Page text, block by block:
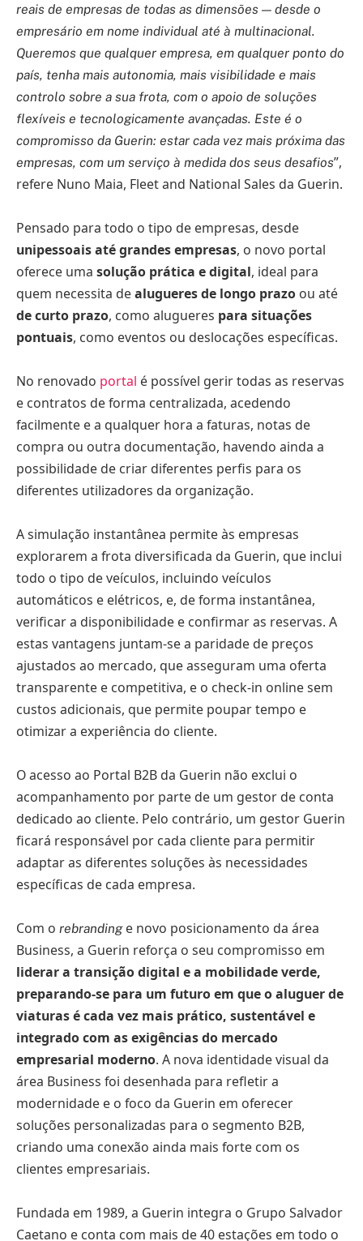
reais de empresas de todas as dimensões — desde o
empresário em nome individual até à multinacional.
Queremos que qualquer empresa, em qualquer ponto do
país, tenha mais autonomia, mais visibilidade e mais
controlo sobre a sua frota, com o apoio de soluções
flexíveis e tecnologicamente avançadas. Este é o
compromisso da Guerin: estar cada vez mais próxima das
empresas, com um serviço à medida dos seus desafios”,
refere Nuno Maia, Fleet and National Sales da Guerin.
Pensado para todo o tipo de empresas, desde
unipessoais até grandes empresas, o novo portal
oferece uma solução prática e digital, ideal para
quem necessita dealugueres de longo prazo ou até
de curto prazo, como alugueres para situações
pontuais, como eventos ou deslocações específicas.
No renovado portal é possível gerir todas as reservas
e contratos de forma centralizada, acedendo
facilmente e a qualquer hora a faturas, notas de
compra ou outra documentação, havendo ainda a
possibilidade de criar diferentes perfis para os
diferentes utilizadores da organização.
A simulação instantânea permite às empresas
explorarem a frota diversificada da Guerin, que inclui
todo o tipo de veículos, incluindo veículos
automáticos e elétricos, e, de forma instantânea,
verificar a disponibilidade e confirmar as reservas. A
estas vantagens juntam-se a paridade de preços
ajustados ao mercado, que asseguram uma oferta
transparente e competitiva, e o check-in online sem
custos adicionais, que permite poupar tempo e
otimizar a experiência do cliente.
O acesso ao Portal B2B da Guerin não exclui o
acompanhamento por parte de um gestor de conta
dedicado ao cliente. Pelo contrário, um gestor Guerin
ficará responsável por cada cliente para permitir
adaptar as diferentes soluções às necessidades
específicas de cada empresa.
Com o rebrandinge novo posicionamento da área
Business, a Guerin reforça o seu compromisso em
liderar a transição digital e a mobilidade verde,
preparando-se para um futuro em que o aluguer de
viaturas é cada vez mais prático, sustentável e
integrado com as exigências do mercado
empresarial moderno. A nova identidade visual da
área Business foi desenhada para refletir a
modernidade e o foco da Guerin em oferecer
soluções personalizadas para o segmento B2B,
criando uma conexão ainda mais forte com os
clientes empresariais.
Fundada em 1989, a Guerin integra o Grupo Salvador
Caetano e conta com mais de 40 estações em todo o